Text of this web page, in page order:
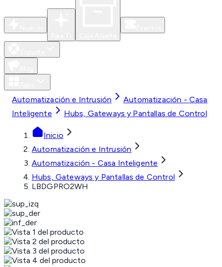
Automatización e Intrusión
Automatización - Casa
Inteligente
Hubs, Gateways y Pantallas de Control
Inicio
Automatización e Intrusión
Automatización - Casa Inteligente
Hubs, Gateways y Pantallas de Control
LBDGPRO2WH